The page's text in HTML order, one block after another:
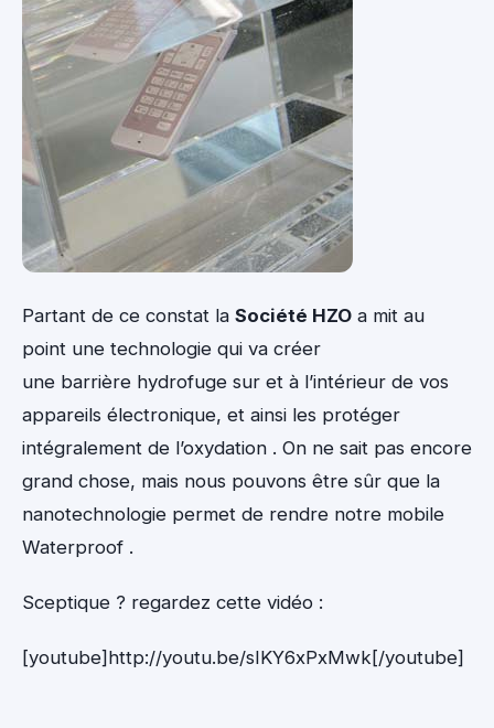
Partant de ce constat la Société HZO a mit au
point une technologie qui va créer
une barrière hydrofuge sur et à l’intérieur de vos
appareils électronique, et ainsi les protéger
intégralement de l’oxydation . On ne sait pas encore
grand chose, mais nous pouvons être sûr que la
nanotechnologie permet de rendre notre mobile
Waterproof .
Sceptique ? regardez cette vidéo :
[youtube]http://youtu.be/sIKY6xPxMwk[/youtube]